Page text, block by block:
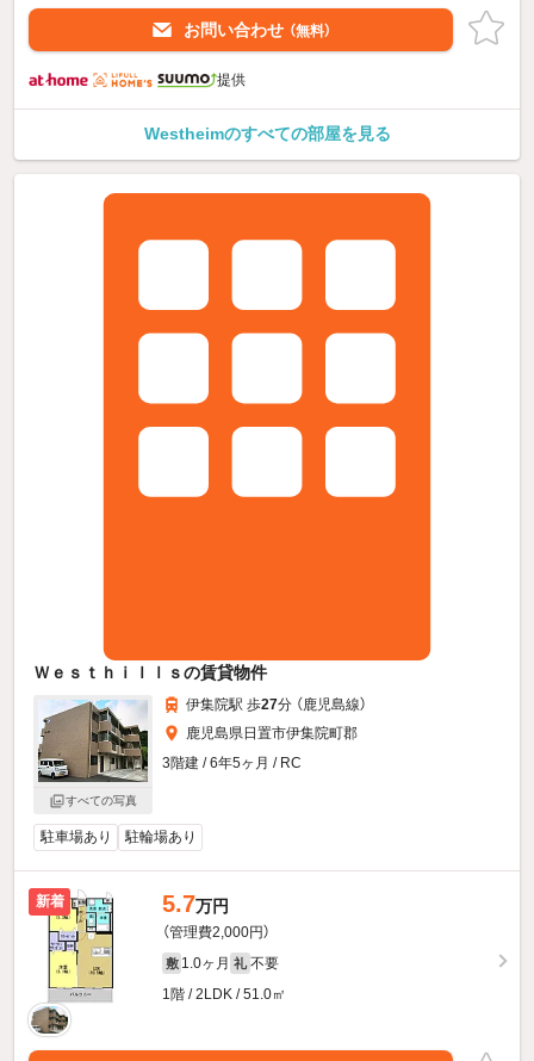
お問い合わせ （無料）
提供
Westheimのすべての部屋を見る
Ｗｅｓｔｈｉｌｌｓの賃貸物件
すべての写真
伊集院駅 歩27分 （鹿児島線）
鹿児島県日置市伊集院町郡
3階建 / 6年5ヶ月 / RC
駐車場あり 駐輪場あり
新着 5.7万円
（管理費2,000円）
敷 1.0ヶ月 礼 不要
1階 / 2LDK / 51.0㎡